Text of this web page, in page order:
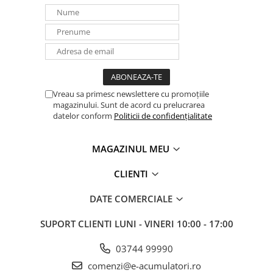
Panouri portabile
Racire/Incalzire
Statii energie portabile
Intrerupatoare si prize
Dulapuri pentru cablare
Lumina (Becuri si Lanterne)
Laptop & PC accesorii, baterii,
Cablu de date si Adaptoare
Solutii solare portabile
Lichidare de stoc
Pentru incarcarea unui vehicul
Vreau sa primesc newslettere cu promoțiile
magazinului. Sunt de acord cu prelucrarea
datelor conform Politicii de confidențialitate
MAGAZINUL MEU
CLIENTI
DATE COMERCIALE
SUPORT CLIENTI LUNI - VINERI 10:00 - 17:00
03744 99990
comenzi@e-acumulatori.ro